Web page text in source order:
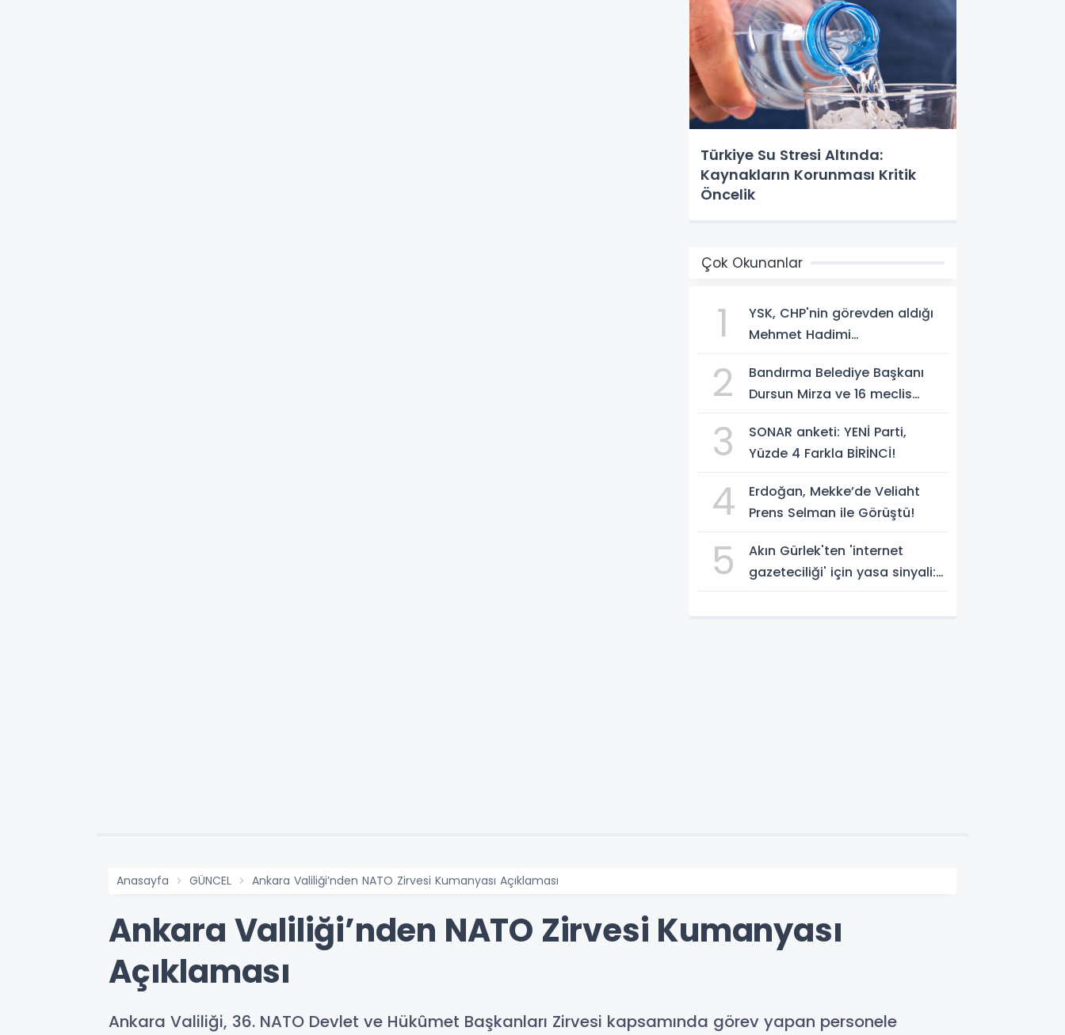
Türkiye Su Stresi Altında:
Kaynakların Korunması Kritik
Öncelik
Çok Okunanlar
1
YSK, CHP'nin görevden aldığı
Mehmet Hadimi
temsilcisi olarak atadı!
2
Bandırma Belediye Başkanı
Dursun Mirza ve 16 meclis
geçti!
3
SONAR anketi: YENİ Parti,
Yüzde 4 Farkla BİRİNCİ!
4
Erdoğan, Mekke’de Veliaht
Prens Selman ile Görüştü!
5
Akın Gürlek'ten 'internet
gazeteciliği' için yasa sinyali:
Anasayfa GÜNCEL Ankara Valiliği’nden NATO Zirvesi Kumanyası Açıklaması
Ankara Valiliği’nden NATO Zirvesi Kumanyası
Açıklaması
Ankara Valiliği, 36. NATO Devlet ve Hükûmet Başkanları Zirvesi kapsamında görev yapan personele